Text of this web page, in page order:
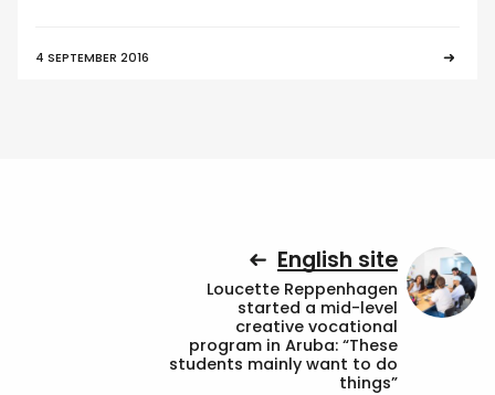
4 SEPTEMBER 2016
English site
Loucette Reppenhagen
started a mid-level
creative vocational
program in Aruba: “These
students mainly want to do
things”